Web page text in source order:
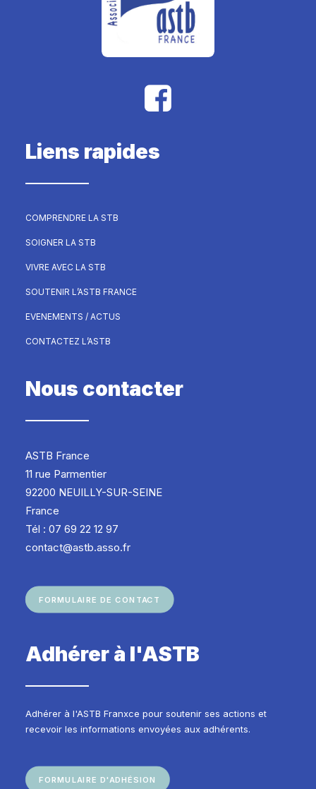
Liens rapides
COMPRENDRE LA STB
SOIGNER LA STB
VIVRE AVEC LA STB
SOUTENIR L’ASTB FRANCE
EVENEMENTS / ACTUS
CONTACTEZ L’ASTB
Nous contacter
ASTB France
11 rue Parmentier
92200 NEUILLY-SUR-SEINE
France
Tél : 07 69 22 12 97
contact@astb.asso.fr
FORMULAIRE DE CONTACT
Adhérer à l'ASTB
Adhérer à l'ASTB Franxce pour soutenir ses actions et
recevoir les informations envoyées aux adhérents.
FORMULAIRE D'ADHÉSION